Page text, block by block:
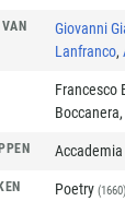
Giovanni
Lanfranco,
Francesco
Accademia
Poetry (1660)